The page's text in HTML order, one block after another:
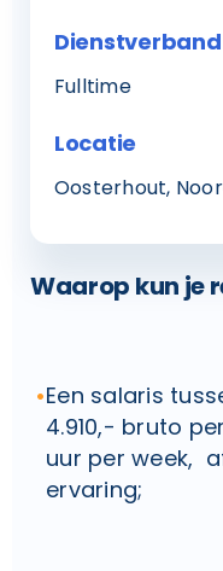
Dienstverband
Fulltime
Locatie
Oosterhout,
Waarop kun je
Een salaris
4.910,- bruto
uur per week,
ervaring;